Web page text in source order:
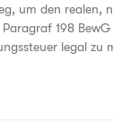
um den realen,
198
legal zu